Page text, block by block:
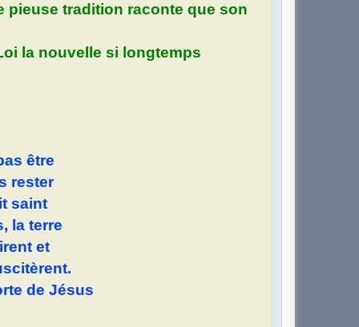
pieuse tradition raconte que son
la nouvelle si longtemps
être
rester
saint
la terre
et
de Jésus